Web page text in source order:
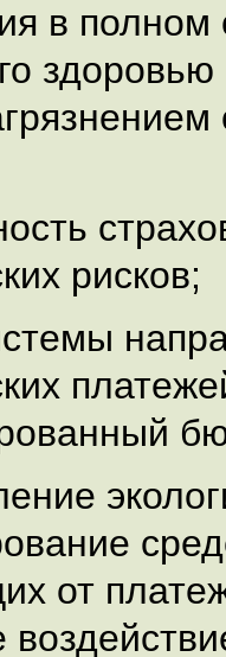
в
рисков;
от